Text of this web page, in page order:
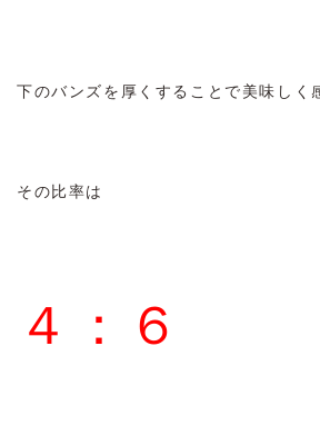
下のバンズを厚くすることで美味しく
その比率は
４：６